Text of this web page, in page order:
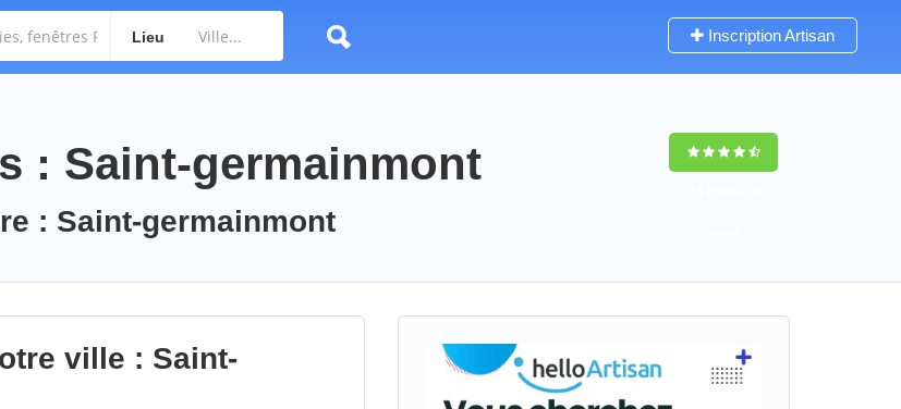
Lieu Inscription Artisan
: Saint-germainmont
: Saint-germainmont
ville : Saint-